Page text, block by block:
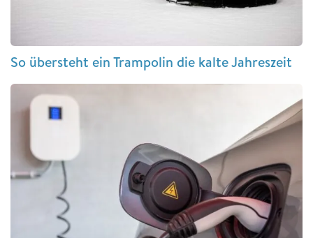
So übersteht ein Trampolin die kalte Jahreszeit